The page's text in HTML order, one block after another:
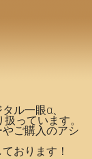
ル一眼α、
っています。
ご購入のアシ
おります！